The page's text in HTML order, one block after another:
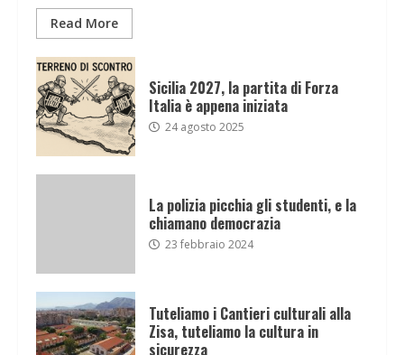
Read More
Sicilia 2027, la partita di Forza
Italia è appena iniziata
24 agosto 2025
La polizia picchia gli studenti, e la
chiamano democrazia
23 febbraio 2024
Tuteliamo i Cantieri culturali alla
Zisa, tuteliamo la cultura in
sicurezza